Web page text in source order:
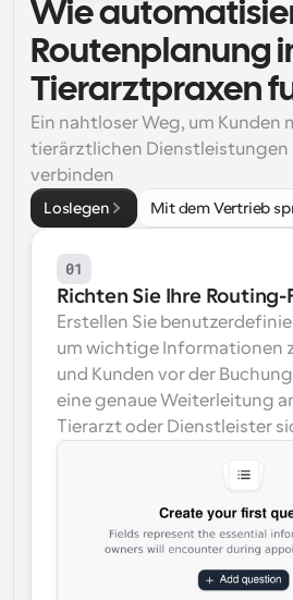
Supercharged Planung mit KI-
Arbeitsabläufe
Automatisieren Sie die Planung
Blog
Bleiben Sie auf dem
Nachrichten und Updates.
Sofortige Besprechungen
Treffen Sie sich in wenigen
Dynamische Gruppenlinks
Nahtlos Meetings mit
Webhooks
Erhalten Sie eine
passiert
Wie
Routenplanung
Tierarztpraxen
Ein nahtloser Weg, um Kunden
tierärztlichen Dienstleistungen
verbinden
Loslegen Mit dem Vertrieb
01
Richten Sie Ihre
Erstellen Sie
um wichtige Informationen
und Kunden vor der
eine genaue Weiterleitung
Tierarzt oder Dienstleister